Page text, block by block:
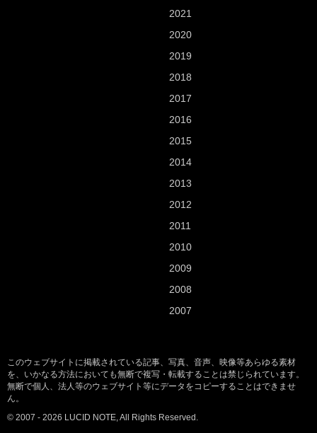
2021
2020
2019
2018
2017
2016
2015
2014
2013
2012
2011
2010
2009
2008
2007
このウェブサイトに掲載されている記事、写真、音声、映像等あらゆる素材
を、いかなる方法においても無断で複写・転載することは禁じられています。
無断で個人、法人等のウェブサイト等にデータをコピーすることはできませ
ん。
© 2007 - 2026 LUCID NOTE, All Rights Reserved.